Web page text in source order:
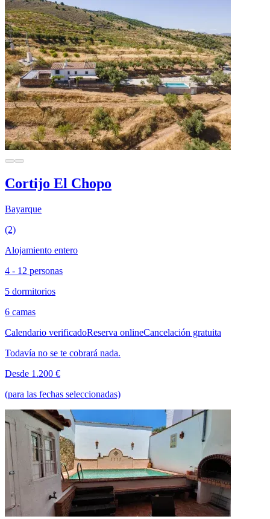
Cortijo El Chopo
Bayarque
(2)
Alojamiento entero
4 - 12 personas
5 dormitorios
6 camas
Calendario verificadoReserva onlineCancelación gratuita
Todavía no se te cobrará nada.
Desde 1.200 €
(para las fechas seleccionadas)